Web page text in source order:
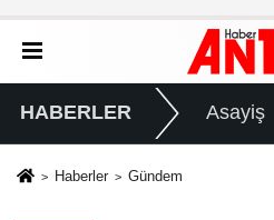
HABERLER Asayiş
Haberler Gündem